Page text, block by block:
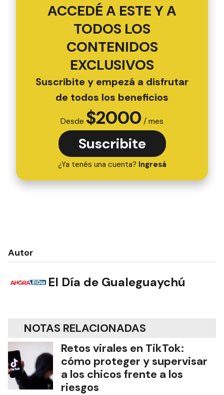
ACCEDÉ A ESTE Y A
TODOS LOS
CONTENIDOS
EXCLUSIVOS
Suscribite y empezá a disfrutar
de todos los beneficios
Desde $2000 / mes
Suscribite
¿Ya tenés una cuenta? Ingresá
Autor
El Día de Gualeguaychú
NOTAS RELACIONADAS
Retos virales en TikTok:
cómo proteger y supervisar
a los chicos frente a los
riesgos